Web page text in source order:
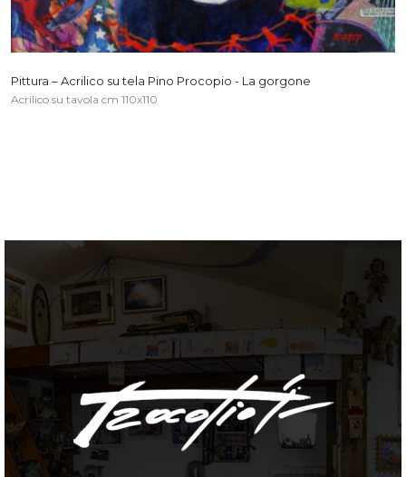
Pittura – Acrilico su tela Pino Procopio - La gorgone
Acrilico su tavola cm 110x110